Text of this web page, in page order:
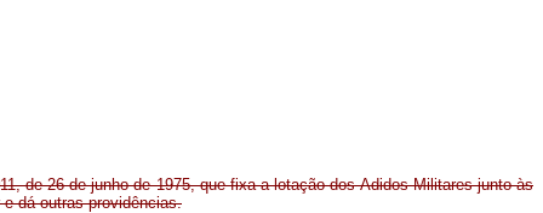
de 26 de junho de 1975, que fixa a lotação dos Adidos Militares junto às
dá outras providências.